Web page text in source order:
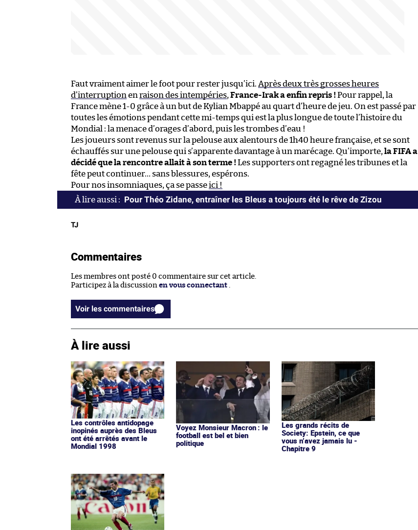
Faut vraiment aimer le foot pour rester jusqu’ici. Après deux très grosses heures
d’interruption en raison des intempéries, France-Irak a enfin repris ! Pour rappel, la
France mène 1-0 grâce à un but de Kylian Mbappé au quart d’heure de jeu. On est passé par
toutes les émotions pendant cette mi-temps qui est la plus longue de toute l’histoire du
Mondial : la menace d’orages d’abord, puis les trombes d’eau !
Les joueurs sont revenus sur la pelouse aux alentours de 1h40 heure française, et se sont
échauffés sur une pelouse qui s’apparente davantage à un marécage. Qu’importe, la FIFA a
décidé que la rencontre allait à son terme ! Les supporters ont regagné les tribunes et la
fête peut continuer… sans blessures, espérons.
Pour nos insomniaques, ça se passeici !
Pour Théo Zidane, entraîner les Bleus a toujours été le rêve de Zizou
TJ
Commentaires
Les membres ont posté 0 commentaire sur cet article.
Participez à la discussion en vous connectant
Voir les commentaires
À lire aussi
Les contrôles antidopage
inopinés auprès des Bleus
ont été arrêtés avant le
Mondial 1998
Voyez Monsieur Macron : le
football est bel et bien
politique
Les grands récits de
Society: Epstein, ce que
vous n’avez jamais lu -
Chapitre 9